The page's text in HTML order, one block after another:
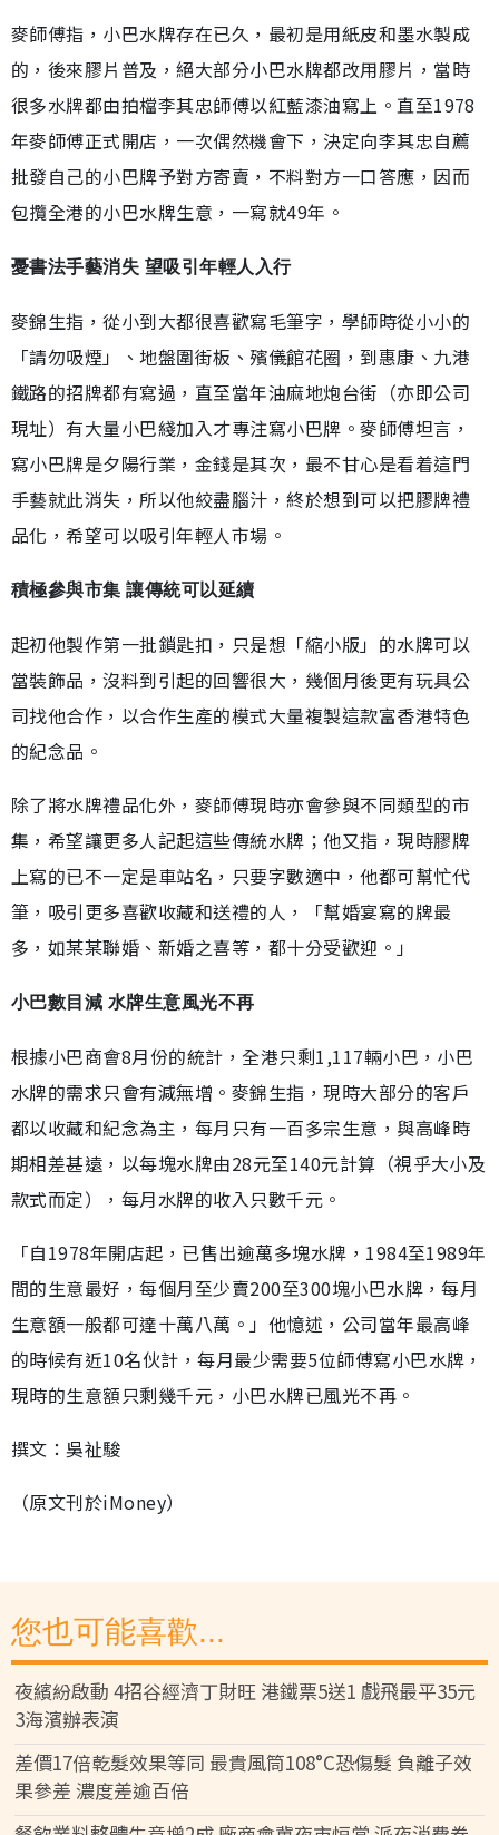
麥師傅指，小巴水牌存在已久，最初是用紙皮和墨水製成
的，後來膠片普及，絕大部分小巴水牌都改用膠片，當時
很多水牌都由拍檔李其忠師傅以紅藍漆油寫上。直至1978
年麥師傅正式開店，一次偶然機會下，決定向李其忠自薦
批發自己的小巴牌予對方寄賣，不料對方一口答應，因而
包攬全港的小巴水牌生意，一寫就49年。
憂書法手藝消失 望吸引年輕人入行
麥錦生指，從小到大都很喜歡寫毛筆字，學師時從小小的
「請勿吸煙」、地盤圍街板、殯儀館花圈，到惠康、九港
鐵路的招牌都有寫過，直至當年油麻地炮台街（亦即公司
現址）有大量小巴綫加入才專注寫小巴牌。麥師傅坦言，
寫小巴牌是夕陽行業，金錢是其次，最不甘心是看着這門
手藝就此消失，所以他絞盡腦汁，終於想到可以把膠牌禮
品化，希望可以吸引年輕人市場。
積極參與市集 讓傳統可以延續
起初他製作第一批鎖匙扣，只是想「縮小版」的水牌可以
當裝飾品，沒料到引起的回響很大，幾個月後更有玩具公
司找他合作，以合作生產的模式大量複製這款富香港特色
的紀念品。
除了將水牌禮品化外，麥師傅現時亦會參與不同類型的市
集，希望讓更多人記起這些傳統水牌；他又指，現時膠牌
上寫的已不一定是車站名，只要字數適中，他都可幫忙代
筆，吸引更多喜歡收藏和送禮的人，「幫婚宴寫的牌最
多，如某某聯婚、新婚之喜等，都十分受歡迎。」
小巴數目減 水牌生意風光不再
根據小巴商會8月份的統計，全港只剩1,117輛小巴，小巴
水牌的需求只會有減無增。麥錦生指，現時大部分的客戶
都以收藏和紀念為主，每月只有一百多宗生意，與高峰時
期相差甚遠，以每塊水牌由28元至140元計算（視乎大小及
款式而定），每月水牌的收入只數千元。
「自1978年開店起，已售出逾萬多塊水牌，1984至1989年
間的生意最好，每個月至少賣200至300塊小巴水牌，每月
生意額一般都可達十萬八萬。」他憶述，公司當年最高峰
的時候有近10名伙計，每月最少需要5位師傅寫小巴水牌，
現時的生意額只剩幾千元，小巴水牌已風光不再。
撰文：吳祉駿
（原文刊於iMoney）
您也可能喜歡...
夜繽紛啟動 4招谷經濟丁財旺 港鐵票5送1 戲飛最平35元
3海濱辦表演
差價17倍乾髮效果等同 最貴風筒108°C恐傷髮 負離子效
果參差 濃度差逾百倍